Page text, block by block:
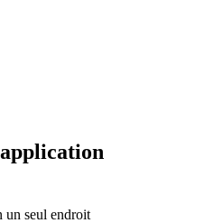
un seul endroit